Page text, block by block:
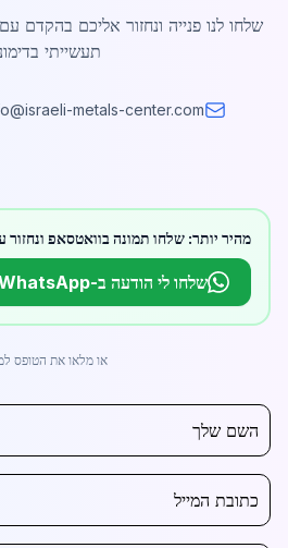
שלחו לנו פנייה ונחזור אליכם בהקדם
תעשייתי
metals-center.com
מהיר יותר: שלחו תמונה בוואטסאפ ונחזור עם
שלחו לי הודעה ב-WhatsApp
או מלאו את הטופס